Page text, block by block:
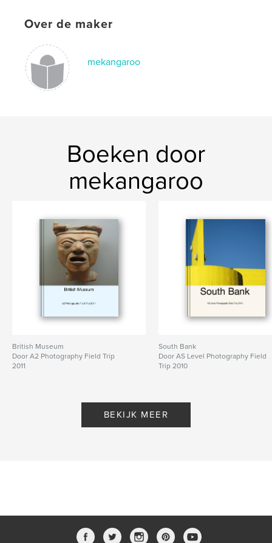
Over de maker
mekangaroo
Boeken door
mekangaroo
British Museum
Door A2 Photography Field Trip
2011
South Bank
Door AS Level Photography Field
Trip 2010
BEKIJK MEER